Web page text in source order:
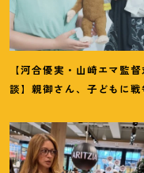
【河合優実・山崎エマ監督
談】親御さん、子どもに戦
るチャンスです！映画『
キービジネス』